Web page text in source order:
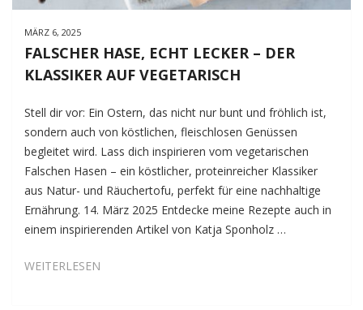
MÄRZ 6, 2025
FALSCHER HASE, ECHT LECKER – DER
KLASSIKER AUF VEGETARISCH
Stell dir vor: Ein Ostern, das nicht nur bunt und fröhlich ist,
sondern auch von köstlichen, fleischlosen Genüssen
begleitet wird. Lass dich inspirieren vom vegetarischen
Falschen Hasen – ein köstlicher, proteinreicher Klassiker
aus Natur- und Räuchertofu, perfekt für eine nachhaltige
Ernährung. 14. März 2025 Entdecke meine Rezepte auch in
einem inspirierenden Artikel von Katja Sponholz …
WEITERLESEN